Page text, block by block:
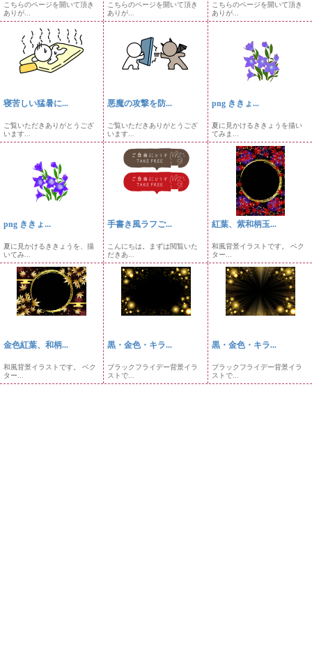
こちらのページを開いて頂き
ありが...
こちらのページを開いて頂き
ありが...
こちらのページを開いて頂き
ありが...
寝苦しい猛暑に...
ご覧いただきありがとうござ
います...
悪魔の攻撃を防...
ご覧いただきありがとうござ
います...
png ききょ...
夏に見かけるききょうを描い
てみま...
png ききょ...
夏に見かけるききょうを、描
いてみ...
手書き風ラフご...
こんにちは。まずは閲覧いた
だきあ...
紅葉、紫和柄玉...
和風背景イラストです。 ベク
ター...
金色紅葉、和柄...
和風背景イラストです。 ベク
ター...
黒・金色・キラ...
ブラックフライデー背景イラ
ストで...
黒・金色・キラ...
ブラックフライデー背景イラ
ストで...